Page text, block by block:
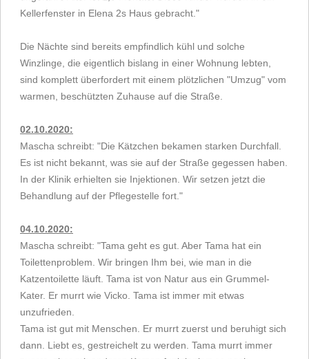
Kellerfenster in Elena 2s Haus gebracht."
Die Nächte sind bereits empfindlich kühl und solche
Winzlinge, die eigentlich bislang in einer Wohnung lebten,
sind komplett überfordert mit einem plötzlichen "Umzug" vom
warmen, beschützten Zuhause auf die Straße.
02.10.2020:
Mascha schreibt: "Die Kätzchen bekamen starken Durchfall.
Es ist nicht bekannt, was sie auf der Straße gegessen haben.
In der Klinik erhielten sie Injektionen. Wir setzen jetzt die
Behandlung auf der Pflegestelle fort."
04.10.2020:
Mascha schreibt: "Tama geht es gut. Aber Tama hat ein
Toilettenproblem. Wir bringen Ihm bei, wie man in die
Katzentoilette läuft. Tama ist von Natur aus ein Grummel-
Kater. Er murrt wie Vicko. Tama ist immer mit etwas
unzufrieden.
Tama ist gut mit Menschen. Er murrt zuerst und beruhigt sich
dann. Liebt es, gestreichelt zu werden. Tama murrt immer